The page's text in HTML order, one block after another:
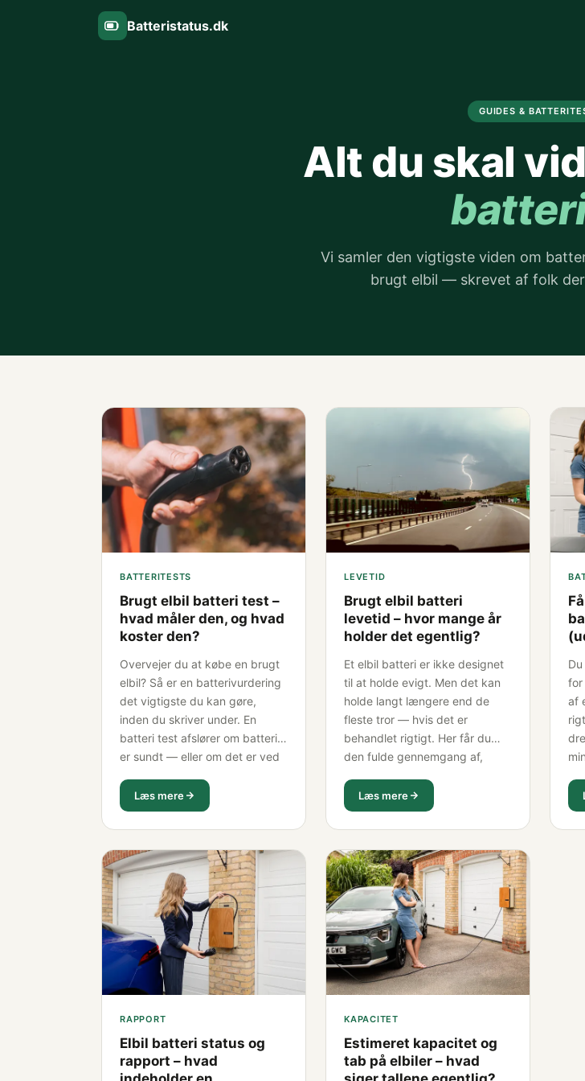
Batteristatus.dk
GUIDES &
Alt du skal
Vi samler den vigtigste viden om
brugt elbil — skrevet af folk
BATTERITESTS
Brugt elbil batteri test –
hvad måler den, og hvad
koster den?
Overvejer du at købe en brugt
elbil? Så er en batterivurdering
det vigtigste du kan gøre,
inden du skriver under. En
batteri test afslører om batteriet
er sundt — eller om det er ved
testen måler, hvad den koster,
og hvorfor du ikke bør hoppe
over den.
Læs mere
LEVETID
Brugt elbil batteri
levetid – hvor mange år
holder det egentlig?
Et elbil batteri er ikke designet
til at holde evigt. Men det kan
holde langt længere end de
fleste tror — hvis det er
behandlet rigtigt. Her får du
den fulde gennemgang af,
hvilke mærker klarer sig bedst,
og hvad du selv kan gøre for at
forlænge den.
Læs mere
for
af
RAPPORT
Elbil batteri status og
rapport – hvad
KAPACITET
Estimeret kapacitet og
tab på elbiler – hvad